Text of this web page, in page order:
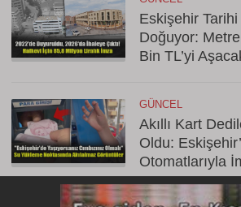
Eskişehir
Doğuyor:
Bin TL’yi
GÜNCEL
Akıllı Kart
Oldu:
Otomatlarıyla